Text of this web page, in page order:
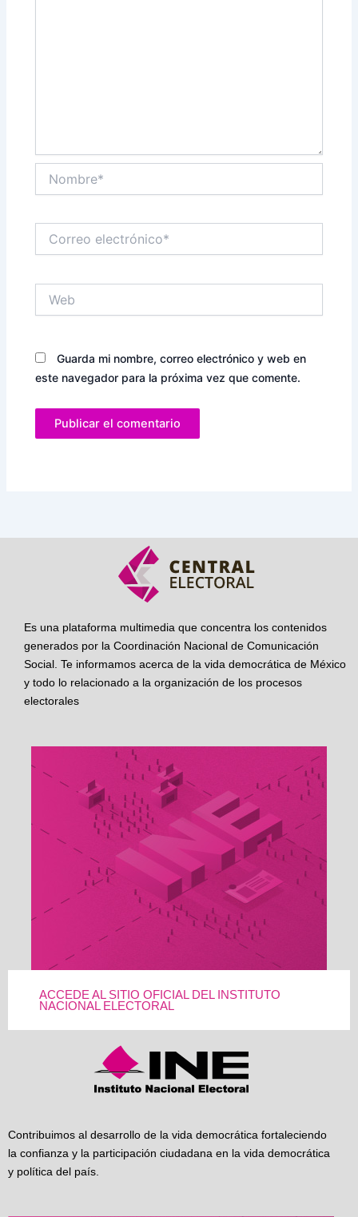
electrónico*
Guarda mi nombre, correo electrónico y web en
este navegador para la próxima vez que comente.
Es una plataforma multimedia que concentra los contenidos
generados por la Coordinación Nacional de Comunicación
Social. Te informamos acerca de la vida democrática de México
y todo lo relacionado a la organización de los procesos
electorales
ACCEDE AL SITIO OFICIAL DEL INSTITUTO
NACIONAL ELECTORAL
Contribuimos al desarrollo de la vida democrática fortaleciendo
la confianza y la participación ciudadana en la vida democrática
y política del país.